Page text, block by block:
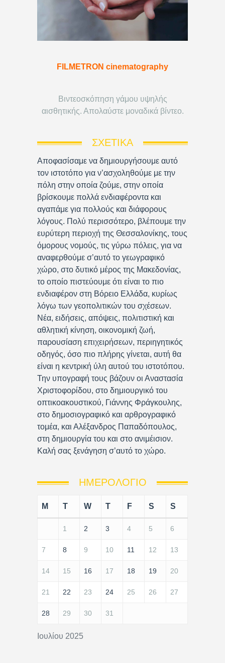
FILMETRON cinematography
Βιντεοσκόπηση γάμου υψηλής
αισθητικής. Απολαύστε μοναδικά βίντεο.
ΣΧΕΤΙΚΆ
Αποφασίσαμε να δημιουργήσουμε αυτό
τον ιστοτόπο για ν’ασχοληθούμε με την
πόλη στην οποία ζούμε, στην οποία
βρίσκουμε πολλά ενδιαφέροντα και
αγαπάμε για πολλούς και διάφορους
λόγους. Πολύ περισσότερο, βλέπουμε την
ευρύτερη περιοχή της Θεσσαλονίκης, τους
όμορους νομούς, τις γύρω πόλεις, για να
αναφερθούμε σ’αυτό το γεωγραφικό
χώρο, στο δυτικό μέρος της Μακεδονίας,
το οποίο πιστεύουμε ότι είναι το πιο
ενδιαφέρον στη Βόρειο Ελλάδα, κυρίως
λόγω των γεοπολιτικών του σχέσεων.
Νέα, ειδήσεις, απόψεις, πολιτιστική και
αθλητική κίνηση, οικονομική ζωή,
παρουσίαση επιχειρήσεων, περιηγητικός
οδηγός, όσο πιο πλήρης γίνεται, αυτή θα
είναι η κεντρική ύλη αυτού του ιστοτόπου.
Την υπογραφή τους βάζουν οι Αναστασία
Χριστοφορίδου, στο δημιουργικό του
οπτικοακουστικού, Γιάννης Φράγκουλης,
στο δημοσιογραφικό και αρθρογραφικό
τομέα, και Αλέξανδρος Παπαδόπουλος,
στη δημιουργία του και στο ανιμέισιον.
Καλή σας ξενάγηση σ’αυτό το χώρο.
ΗΜΕΡΟΛΌΓΙΟ
Ιουλίου 2025
M T W T F S S
1 2 3 4 5 6
7 8 9 10 11 12 13
14 15 16 17 18 19 20
21 22 23 24 25 26 27
28 29 30 31